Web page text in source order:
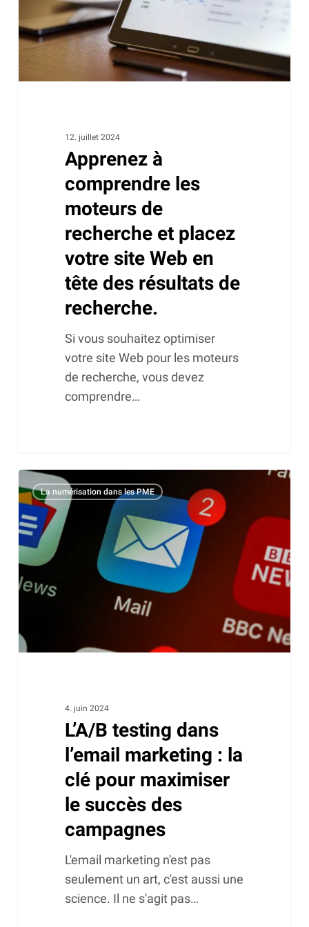
recherche
et
placez
votre
recherche.
12. juillet 2024
Apprenez à
comprendre les
moteurs de
recherche et placez
votre site Web en
tête des résultats de
recherche.
Si vous souhaitez optimiser
votre site Web pour les moteurs
de recherche, vous devez
comprendre…
L’A/B
testing
dans
l’email
marketing
la
pour
maximiser
campagnes
La numérisation dans les PME
4. juin 2024
L’A/B testing dans
l’email marketing : la
clé pour maximiser
le succès des
campagnes
L'email marketing n'est pas
seulement un art, c'est aussi une
science. Il ne s'agit pas…